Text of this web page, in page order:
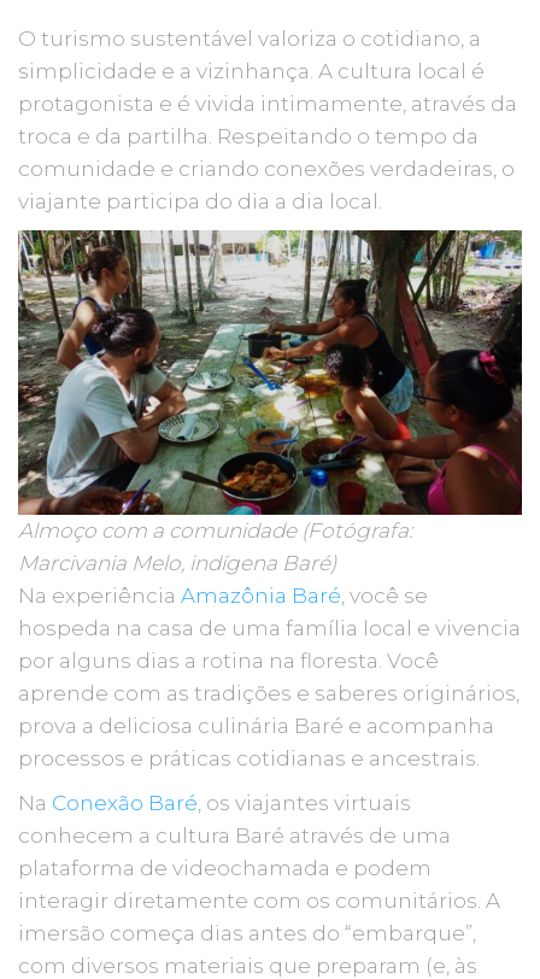
O turismo sustentável valoriza o cotidiano, a
simplicidade e a vizinhança. A cultura local é
protagonista e é vivida intimamente, através da
troca e da partilha. Respeitando o tempo da
comunidade e criando conexões verdadeiras, o
viajante participa do dia a dia local.
Almoço com a comunidade (Fotógrafa:
Marcivania Melo, indígena Baré)
Na experiência Amazônia Baré , você se
hospeda na casa de uma família local e vivencia
por alguns dias a rotina na floresta. Você
aprende com as tradições e saberes originários,
prova a deliciosa culinária Baré e acompanha
processos e práticas cotidianas e ancestrais.
Na Conexão Baré , os viajantes virtuais
conhecem a cultura Baré através de uma
plataforma de videochamada e podem
interagir diretamente com os comunitários. A
imersão começa dias antes do “embarque”,
com diversos materiais que preparam (e, às